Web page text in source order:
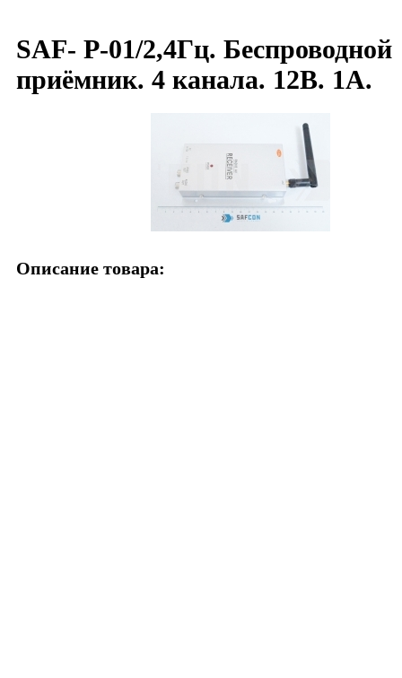
SAF- P-01/2,4Гц. Беспроводной
приёмник. 4 канала. 12В. 1А.
Описание товара: